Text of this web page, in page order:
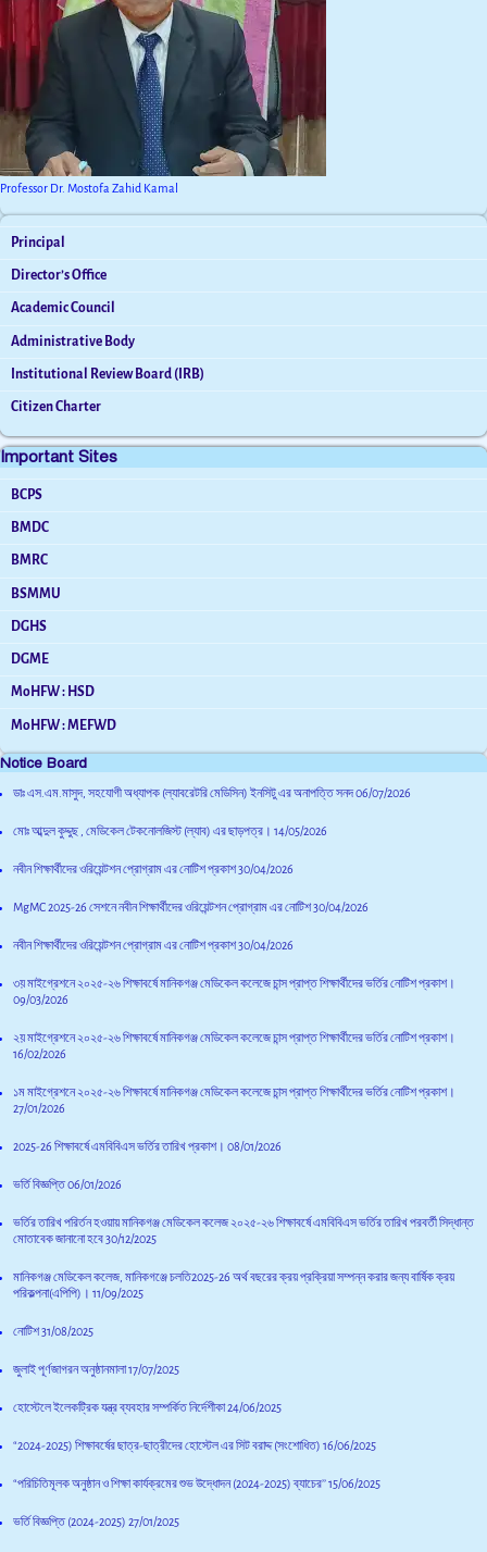
Professor Dr. Mostofa Zahid Kamal
Principal
Director’s Office
Academic Council
Administrative Body
Institutional Review Board (IRB)
Citizen Charter
Important Sites
BCPS
BMDC
BMRC
BSMMU
DGHS
DGME
MoHFW : HSD
MoHFW : MEFWD
Notice Board
ডাঃ এস.এম.মাসুদ, সহযোগী অধ্যাপক (ল্যাবরেটরি মেডিসিন) ইনসিটু এর অনাপত্তি সনদ06/07/2026
মোঃ আব্দুল কুদ্দুছ , মেডিকেল টেকনোলজিস্ট (ল্যাব) এর ছাড়পত্র। 14/05/2026
নবীন শিক্ষার্থীদের ওরিয়েন্টশন প্রোগ্রাম এর নোটিশ প্রকাশ30/04/2026
MgMC 2025-26 সেশনে নবীন শিক্ষার্থীদের ওরিয়েন্টশন প্রোগ্রাম এর নোটিশ30/04/2026
নবীন শিক্ষার্থীদের ওরিয়েন্টশন প্রোগ্রাম এর নোটিশ প্রকাশ30/04/2026
৩য় মাইগ্রেশনে ২০২৫-২৬ শিক্ষাবর্ষে মানিকগঞ্জ মেডিকেল কলেজে চান্স প্রাপ্ত শিক্ষার্থীদের ভর্তির নোটিশ প্রকাশ।
09/03/2026
২য় মাইগ্রেশনে ২০২৫-২৬ শিক্ষাবর্ষে মানিকগঞ্জ মেডিকেল কলেজে চান্স প্রাপ্ত শিক্ষার্থীদের ভর্তির নোটিশ প্রকাশ।
16/02/2026
১ম মাইগ্রেশনে ২০২৫-২৬ শিক্ষাবর্ষে মানিকগঞ্জ মেডিকেল কলেজে চান্স প্রাপ্ত শিক্ষার্থীদের ভর্তির নোটিশ প্রকাশ।
27/01/2026
2025-26 শিক্ষাবর্ষে এমবিবিএস ভর্তির তারিখ প্রকাশ। 08/01/2026
ভর্তি বিজ্ঞপ্তি06/01/2026
ভর্তির তারিখ পরির্তন হওয়ায় মানিকগঞ্জ মেডিকেল কলেজ ২০২৫-২৬ শিক্ষাবর্ষে এমবিবিএস ভর্তির তারিখ পরবর্তী সিদ্ধান্ত
মোতাবেক জানানো হবে30/12/2025
মানিকগঞ্জ মেডিকেল কলেজ, মানিকগঞ্জে চলতি2025-26 অর্থ বছরের ক্রয় প্রক্রিয়া সম্পন্ন করার জন্য বার্ষিক ক্রয়
পরিকল্পনা(এপিপি)। 11/09/2025
নোটিশ31/08/2025
জুলাই পূর্ণজাগরন অনুষ্ঠানমালা17/07/2025
হোস্টেলে ইলেকট্রিক যন্ত্র ব্যবহার সম্পর্কিত নির্দেশীকা24/06/2025
“2024-2025) শিক্ষাবর্ষের ছাত্র-ছাত্রীদের হোস্টেল এর সিট বরাদ্দ (সংশোধিত) 16/06/2025
“পরিচিতিমূলক অনুষ্ঠান ও শিক্ষা কার্যক্রমের শুভ উদ্ধোদন (2024-2025) ব্যাচের’’15/06/2025
ভর্তি বিজ্ঞপ্তি (2024-2025) 27/01/2025